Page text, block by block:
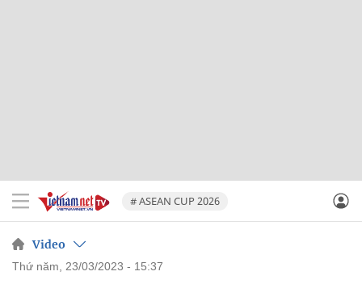
# ASEAN CUP 2026
Video
thứ năm, 23/03/2023 - 15:37